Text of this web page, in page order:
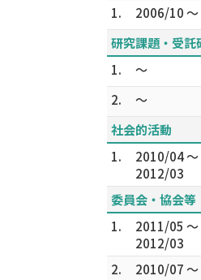
1.
2006/10 ～
研究課題・受託
1.
～
2.
～
社会的活動
1.
2010/04 ～
2012/03
委員会・協会等
1.
2011/05 ～
2012/03
2.
2010/07 ～